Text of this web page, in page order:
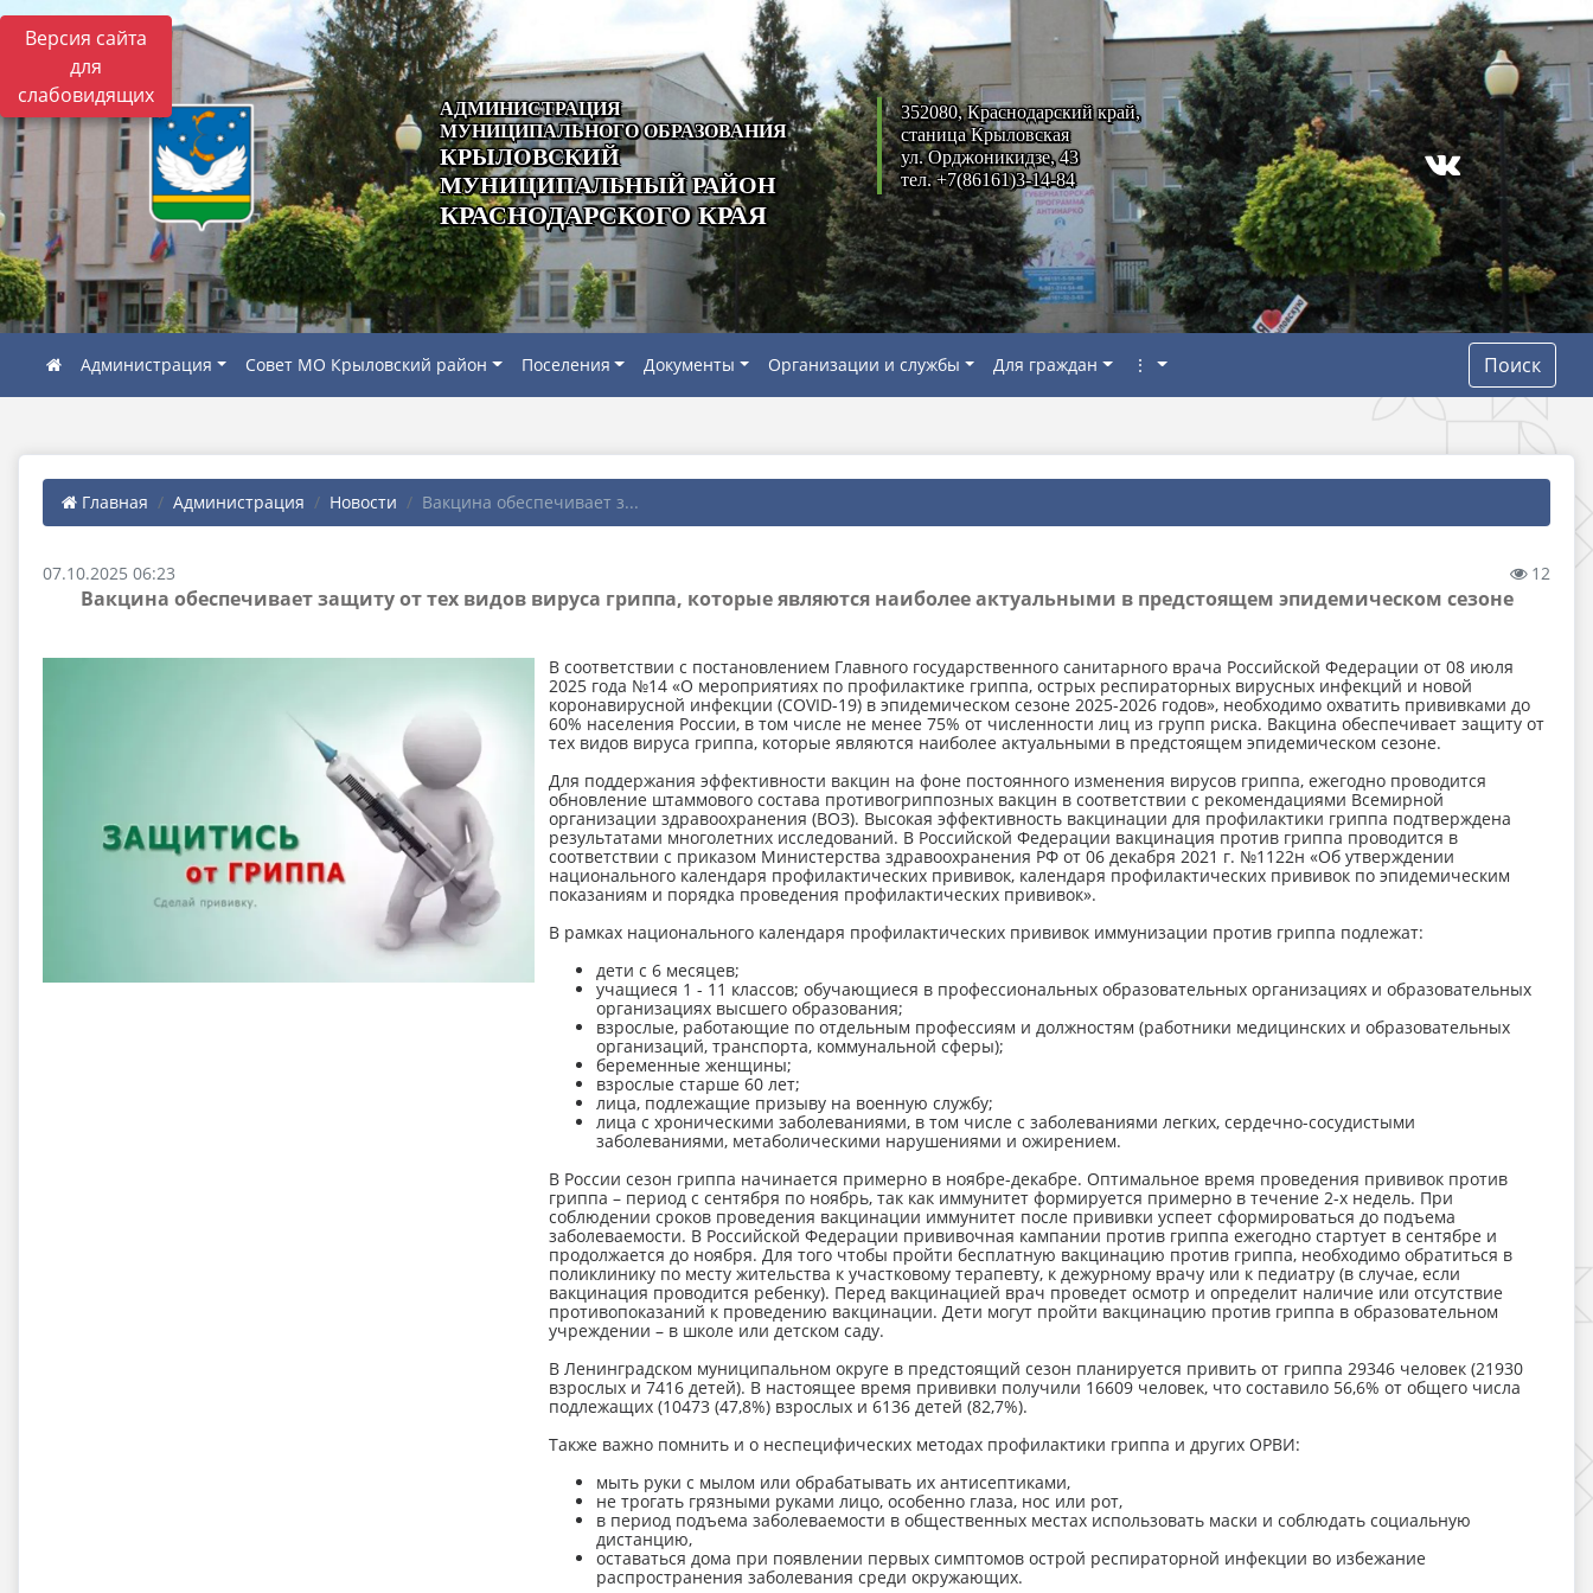
Версия сайта
для
слабовидящих
АДМИНИСТРАЦИЯ
МУНИЦИПАЛЬНОГО ОБРАЗОВАНИЯ
КРЫЛОВСКИЙ
МУНИЦИПАЛЬНЫЙ РАЙОН
КРАСНОДАРСКОГО КРАЯ
352080, Краснодарский край,
станица Крыловская
ул. Орджоникидзе, 43
тел. +7(86161)3-14-84
Администрация Совет МО Крыловский район Поселения Документы Организации и службы Для граждан ⋮ Поиск
Главная Администрация Новости Вакцина обеспечивает з...
07.10.2025 06:23 12
Вакцина обеспечивает защиту от тех видов вируса гриппа, которые являются наиболее актуальными в предстоящем эпидемическом сезоне
В соответствии с постановлением Главного государственного санитарного врача Российской Федерации от 08 июля
2025 года №14 «О мероприятиях по профилактике гриппа, острых респираторных вирусных инфекций и новой
коронавирусной инфекции (COVID-19) в эпидемическом сезоне 2025-2026 годов», необходимо охватить прививками до
60% населения России, в том числе не менее 75% от численности лиц из групп риска. Вакцина обеспечивает защиту от
тех видов вируса гриппа, которые являются наиболее актуальными в предстоящем эпидемическом сезоне.
Для поддержания эффективности вакцин на фоне постоянного изменения вирусов гриппа, ежегодно проводится
обновление штаммового состава противогриппозных вакцин в соответствии с рекомендациями Всемирной
организации здравоохранения (ВОЗ). Высокая эффективность вакцинации для профилактики гриппа подтверждена
результатами многолетних исследований. В Российской Федерации вакцинация против гриппа проводится в
соответствии с приказом Министерства здравоохранения РФ от 06 декабря 2021 г. №1122н «Об утверждении
национального календаря профилактических прививок, календаря профилактических прививок по эпидемическим
показаниям и порядка проведения профилактических прививок».
В рамках национального календаря профилактических прививок иммунизации против гриппа подлежат:
дети с 6 месяцев;
учащиеся 1 - 11 классов; обучающиеся в профессиональных образовательных организациях и образовательных
организациях высшего образования;
взрослые, работающие по отдельным профессиям и должностям (работники медицинских и образовательных
организаций, транспорта, коммунальной сферы);
беременные женщины;
взрослые старше 60 лет;
лица, подлежащие призыву на военную службу;
лица с хроническими заболеваниями, в том числе с заболеваниями легких, сердечно-сосудистыми
заболеваниями, метаболическими нарушениями и ожирением.
В России сезон гриппа начинается примерно в ноябре-декабре. Оптимальное время проведения прививок против
гриппа – период с сентября по ноябрь, так как иммунитет формируется примерно в течение 2-х недель. При
соблюдении сроков проведения вакцинации иммунитет после прививки успеет сформироваться до подъема
заболеваемости. В Российской Федерации прививочная кампании против гриппа ежегодно стартует в сентябре и
продолжается до ноября. Для того чтобы пройти бесплатную вакцинацию против гриппа, необходимо обратиться в
поликлинику по месту жительства к участковому терапевту, к дежурному врачу или к педиатру (в случае, если
вакцинация проводится ребенку). Перед вакцинацией врач проведет осмотр и определит наличие или отсутствие
противопоказаний к проведению вакцинации. Дети могут пройти вакцинацию против гриппа в образовательном
учреждении – в школе или детском саду.
В Ленинградском муниципальном округе в предстоящий сезон планируется привить от гриппа 29346 человек (21930
взрослых и 7416 детей). В настоящее время прививки получили 16609 человек, что составило 56,6% от общего числа
подлежащих (10473 (47,8%) взрослых и 6136 детей (82,7%).
Также важно помнить и о неспецифических методах профилактики гриппа и других ОРВИ:
мыть руки с мылом или обрабатывать их антисептиками,
не трогать грязными руками лицо, особенно глаза, нос или рот,
в период подъема заболеваемости в общественных местах использовать маски и соблюдать социальную
дистанцию,
оставаться дома при появлении первых симптомов острой респираторной инфекции во избежание
распространения заболевания среди окружающих.